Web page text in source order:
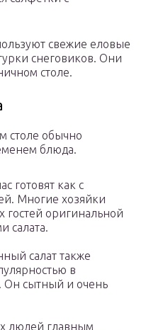
свежие еловые
снеговиков. Они
столе.
столе обычно
блюда.
готовят как с
Многие хозяйки
гостей оригинальной
салата.
салат также
в
Он сытный и очень
людей главным